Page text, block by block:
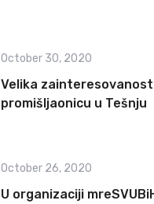
October 30, 2020
Velika
promišljaonicu u Tešnju
October 26, 2020
U organizaciji